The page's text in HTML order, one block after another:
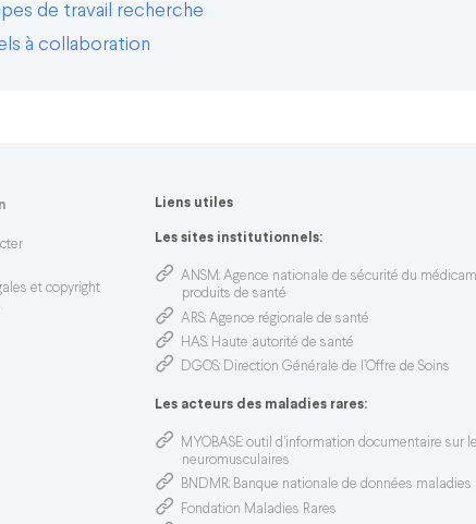
de travail recherche
à collaboration
et copyright
Liens utiles
Les sites institutionnels:
ANSM: Agence nationale de sécurité du
produits de santé
ARS: Agence régionale de santé
HAS: Haute autorité de santé
DGOS: Direction Générale de l’Offre de Soins
Les acteurs des maladies rares:
MYOBASE: outil d'information documentaire sur
neuromusculaires
BNDMR: Banque nationale de données maladies
Fondation Maladies Rares